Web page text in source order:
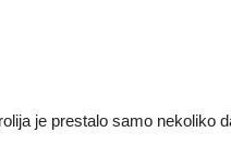
je prestalo samo nekoliko